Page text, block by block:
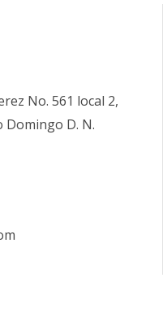
No. 561 local 2,
Domingo D. N.